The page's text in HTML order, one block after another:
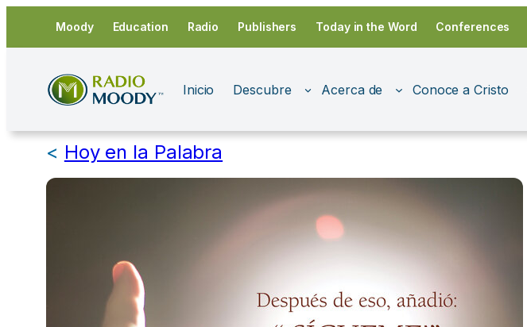
contenido
Moody Education Radio Publishers Today in the Word Conferences
Inicio Descubre Acerca de Conoce a Cristo
< Hoy en la Palabra